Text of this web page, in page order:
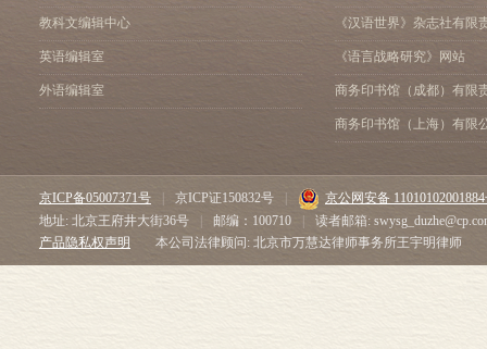
教科文编辑中心
英语编辑室
外语编辑室
《汉语世界》杂志社有限
《语言战略研究》网站
商务印书馆（成都）有限
商务印书馆（上海）有限
京ICP备05007371号 京ICP证150832号
京公网安备
地址: 北京王府井大街36号
邮编：100710
读者邮箱:
产品隐私权声明
本公司法律顾问: 北京市万慧达律师事务所王宇明律师